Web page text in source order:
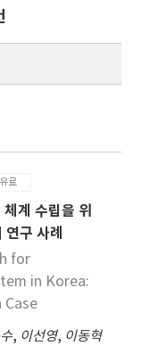
료
계 수립을 위
구 사례
for
in Korea:
Case
, 이선영, 이동혁